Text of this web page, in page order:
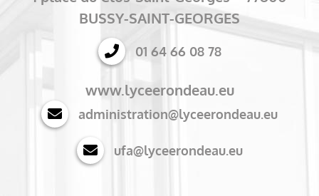
BUSSY-SAINT-GEORGES
01 64 66 08 78
www.lyceerondeau.eu
administration@lyceerondeau.eu
ufa@lyceerondeau.eu